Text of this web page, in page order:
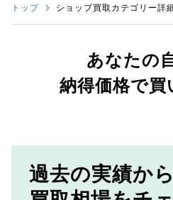
トップ ショップ買取カテゴリー詳
あなたの
納得価格で買
過去の実績から